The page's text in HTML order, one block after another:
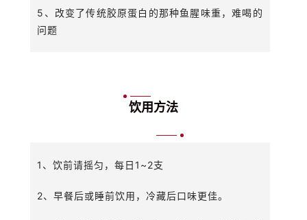
5、改变了传统胶原蛋白的那种鱼腥味重，难喝的
问题
饮用方法
1、饮前请摇匀，每日1~2支
2、早餐后或睡前饮用，冷藏后口味更佳。